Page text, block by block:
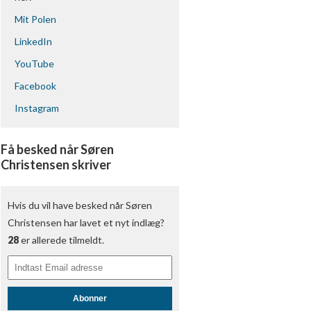
Mit Polen
LinkedIn
YouTube
Facebook
Instagram
Få besked når Søren
Christensen skriver
Hvis du vil have besked når Søren
Christensen har lavet et nyt indlæg?
28er allerede tilmeldt.
Abonner